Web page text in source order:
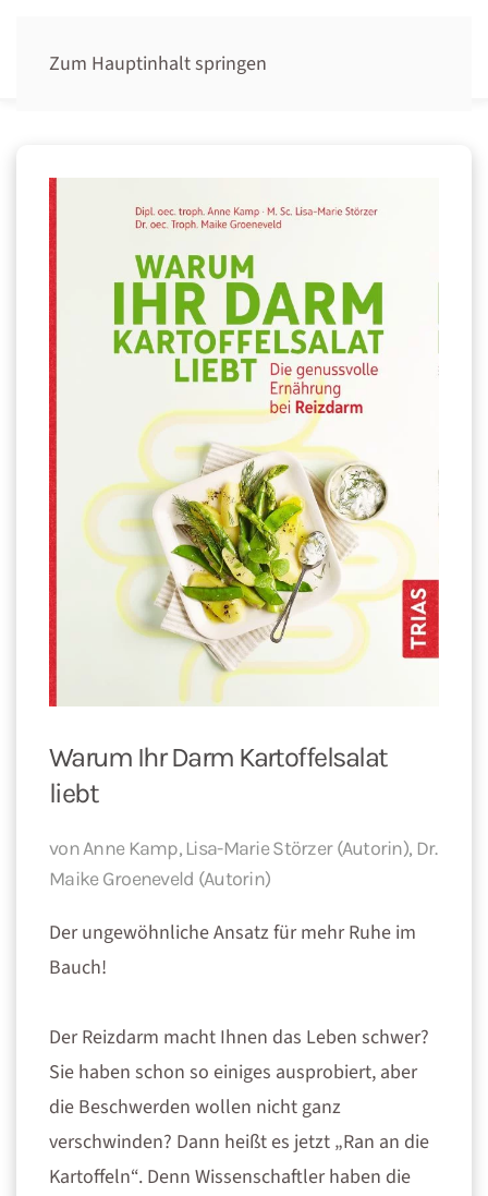
Zum Hauptinhalt springen
Warum Ihr Darm Kartoffelsalat
liebt
von Anne Kamp, Lisa-Marie Störzer (Autorin), Dr.
Maike Groeneveld (Autorin)
Der ungewöhnliche Ansatz für mehr Ruhe im
Bauch!
Der Reizdarm macht Ihnen das Leben schwer?
Sie haben schon so einiges ausprobiert, aber
die Beschwerden wollen nicht ganz
verschwinden? Dann heißt es jetzt „Ran an die
Kartoffeln“. Denn Wissenschaftler haben die